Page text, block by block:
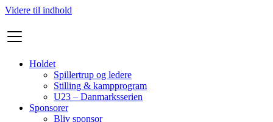
Videre til indhold
Holdet
Spillertrup og ledere
Stilling & kampprogram
U23 – Danmarksserien
Sponsorer
Bliv sponsor